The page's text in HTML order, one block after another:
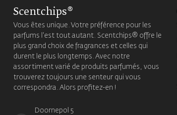
Scentchips®
Vous êtes unique. Votre préférence pour les
parfums l'est tout autant. Scentchips® offre le
plus grand choix de fragrances et celles qui
durent le plus longtemps. Avec notre
assortiment varié de produits parfumés, vous
trouverez toujours une senteur qui vous
correspondra. Alors profitez-en !
Doornepol 5